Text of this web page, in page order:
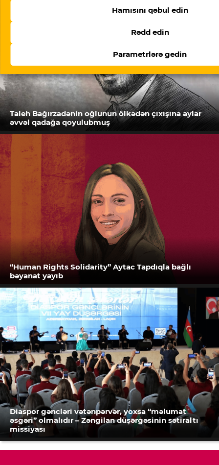
Hamısını qəbul edin
Rədd edin
Parametrlərə gedin
Taleh Bağırzadənin oğlunun ölkədən çıxışına aylar
əvvəl qadağa qoyulubmuş
“Human Rights Solidarity” Aytac Tapdıqla bağlı
bəyanat yayıb
Diaspor gəncləri vətənpərvər, yoxsa “məlumat
əsgəri” olmalıdır – Zəngilan düşərgəsinin sətiraltı
missiyası